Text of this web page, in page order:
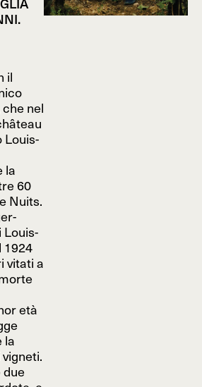
il
nel
Louis-
la
60
Nuits.
Louis-
1924
vitati a
età
la
due